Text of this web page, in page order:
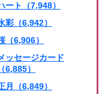
ート（7,948）
彩（6,942）
（6,906）
ッセージカード
（6,885）
月（6,849）